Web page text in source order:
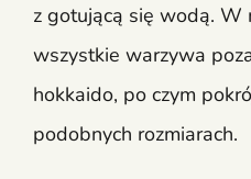
z gotującą się wodą. W
wszystkie warzywa
hokkaido, po czym
podobnych rozmiarach.